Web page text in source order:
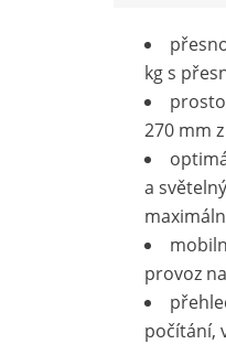
kg s
270 mm
a
provoz
počítání,